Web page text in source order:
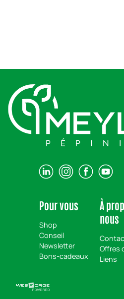
Pour vous
Shop
Conseil
Newsletter
Bons-cadeaux
À
nous
Offres
Liens